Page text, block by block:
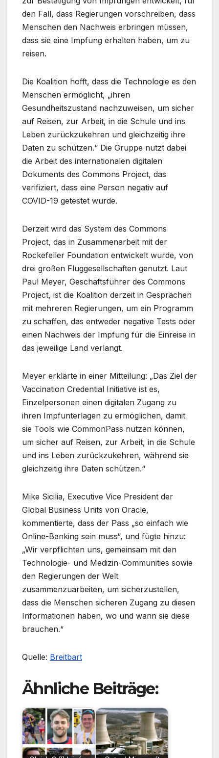
den Fall, dass Regierungen vorschreiben, dass
Menschen den Nachweis erbringen müssen,
dass sie eine Impfung erhalten haben, um zu
reisen.
Die Koalition hofft, dass die Technologie es den
Menschen ermöglicht, „ihren
Gesundheitszustand nachzuweisen, um sicher
auf Reisen, zur Arbeit, in die Schule und ins
Leben zurückzukehren und gleichzeitig ihre
Daten zu schützen.“ Die Gruppe nutzt dabei
die Arbeit des internationalen digitalen
Dokuments des Commons Project, das
verifiziert, dass eine Person negativ auf
COVID-19 getestet wurde.
Derzeit wird das System des Commons
Project, das in Zusammenarbeit mit der
Rockefeller Foundation entwickelt wurde, von
drei großen Fluggesellschaften genutzt. Laut
Paul Meyer, Geschäftsführer des Commons
Project, ist die Koalition derzeit in Gesprächen
mit mehreren Regierungen, um ein Programm
zu schaffen, das entweder negative Tests oder
einen Nachweis der Impfung für die Einreise in
das jeweilige Land verlangt.
Meyer erklärte in einer Mitteilung: „Das Ziel der
Vaccination Credential Initiative ist es,
Einzelpersonen einen digitalen Zugang zu
ihren Impfunterlagen zu ermöglichen, damit
sie Tools wie CommonPass nutzen können,
um sicher auf Reisen, zur Arbeit, in die Schule
und ins Leben zurückzukehren, während sie
gleichzeitig ihre Daten schützen.“
Mike Sicilia, Executive Vice President der
Global Business Units von Oracle,
kommentierte, dass der Pass „so einfach wie
Online-Banking sein muss“, und fügte hinzu:
„Wir verpflichten uns, gemeinsam mit den
Technologie- und Medizin-Communities sowie
den Regierungen der Welt
zusammenzuarbeiten, um sicherzustellen,
dass die Menschen sicheren Zugang zu diesen
Informationen haben, wo und wann sie diese
brauchen.“
Quelle: Breitbart
Ähnliche Beiträge: